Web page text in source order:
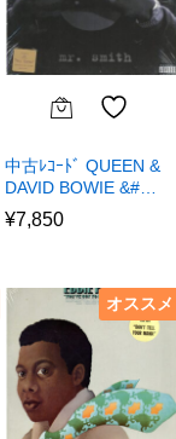
中古ﾚｺｰﾄﾞ QUEEN &
DAVID BOWIE &#…
¥7,850
オススメ